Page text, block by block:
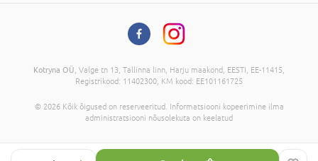
Kotryna OÜ , Valge tn 13, Tallinna linn, Harju maakond, EESTI, EE-11415,
Registrikood: 11402300, KM kood: EE101161725
© 2026 Kõik õigused on reserveeritud. Informatsiooni kopeerimine ilma
administratsiooni nõusolekuta on keelatud